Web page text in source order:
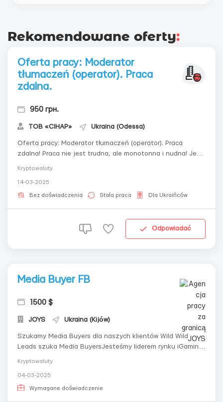
Rekomendowane oferty:
Oferta pracy: Moderator
tłumaczeń (operator). Praca
zdalna.
950 грн.
ТОВ «СІНАР» Ukraina (Odessa)
Oferta pracy: Moderator tłumaczeń (operator). Praca
zdalna! Praca nie jest trudna, ale monotonna i nudna! Jeśli
jest ustalany co tydzień.Czas trwania zmiany: 4-5 godzin
dziennie.Wynagrodzen...
Kryptowaluty
14-03-2025
Bez doświadczenia Stała praca Dla Ukraińców
Odpowiadać
Media Buyer FB
1500 $
JOYS Ukraina (Kijów)
Szukamy Media Buyers dla naszych klientów Wild Wild
Leads szuka Media BuyersJesteśmy liderem rynku iGaming
środowisku, otrzymywać godziwe wynagrodzenie i mieć
realne szanse na rozwój kariery, ta oferta jes...
Kryptowaluty
04-03-2025
Wymagane doświadczenie